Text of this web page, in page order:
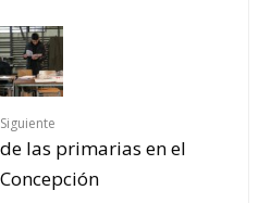
Siguiente
las primarias en el